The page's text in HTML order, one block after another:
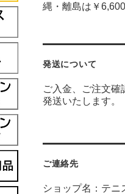
縄・離島は￥6,600
発送について
ご入金、ご注文確
発送いたします。
ご連絡先
ショップ名：テ